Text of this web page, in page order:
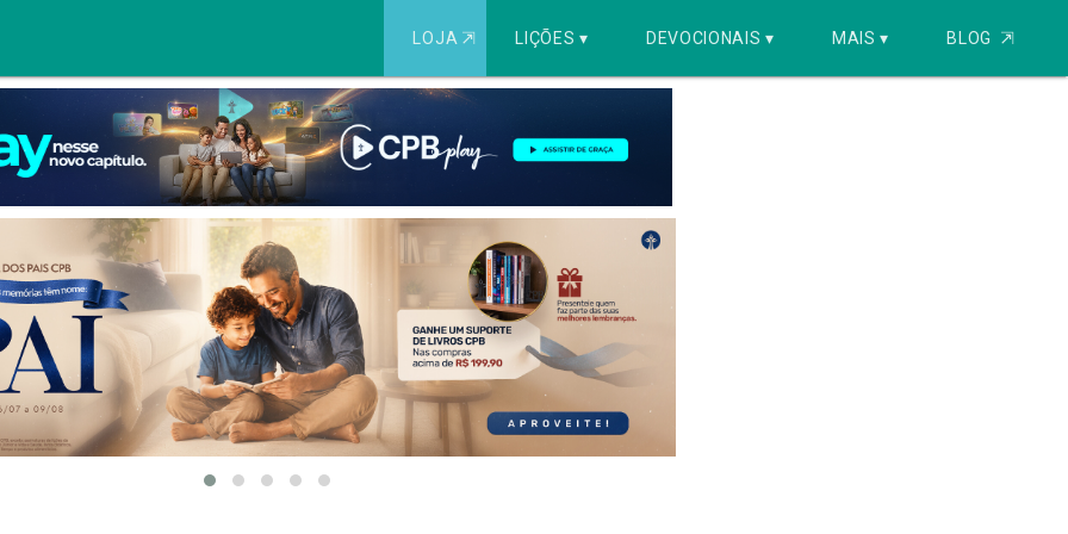
LOJA ⇱ LIÇÕES ▾ DEVOCIONAIS ▾ MAIS ▾ BLOG ⇱